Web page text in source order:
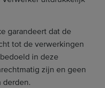
garandeert dat de
tot de verwerkingen
in deze
zijn en geen
derden.